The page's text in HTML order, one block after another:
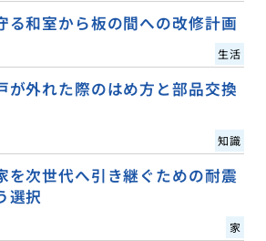
る和室から板の間への改修計画
生活
が外れた際のはめ方と部品交換
知識
を次世代へ引き継ぐための耐震
選択
家